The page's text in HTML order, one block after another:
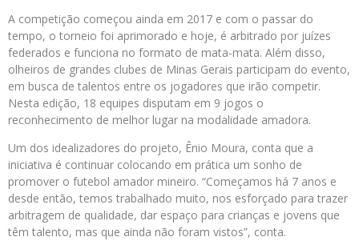
A competição começou ainda em 2017 e com o passar do
tempo, o torneio foi aprimorado e hoje, é arbitrado por juízes
federados e funciona no formato de mata-mata. Além disso,
olheiros de grandes clubes de Minas Gerais participam do evento,
em busca de talentos entre os jogadores que irão competir.
Nesta edição, 18 equipes disputam em 9 jogos o
reconhecimento de melhor lugar na modalidade amadora.
Um dos idealizadores do projeto, Ênio Moura, conta que a
iniciativa é continuar colocando em prática um sonho de
promover o futebol amador mineiro. “Começamos há 7 anos e
desde então, temos trabalhado muito, nos esforçado para trazer
arbitragem de qualidade, dar espaço para crianças e jovens que
têm talento, mas que ainda não foram vistos”, conta.